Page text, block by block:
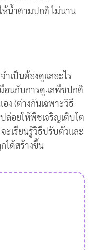
ห้น้ำตามปกติ ไม่นาน
เป็นต้องดูแลอะไร
อนกับการดูแลพืชปกติ
ง (ต่างกันเฉพาะวิธี
ล่อยให้พืชเจริญเติบโต
ะเรียนรู้วิธีปรับตัวและ
ได้สร้างขึ้น